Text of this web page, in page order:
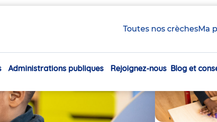
Toutes nos crèchesMa
Navigation
Administrations publiques Rejoignez-nous Blog et